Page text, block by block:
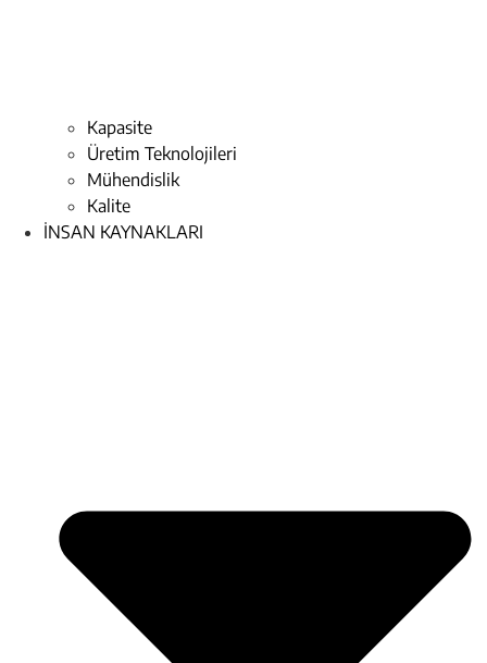
Kapasite
Üretim Teknolojileri
Mühendislik
Kalite
İNSAN KAYNAKLARI